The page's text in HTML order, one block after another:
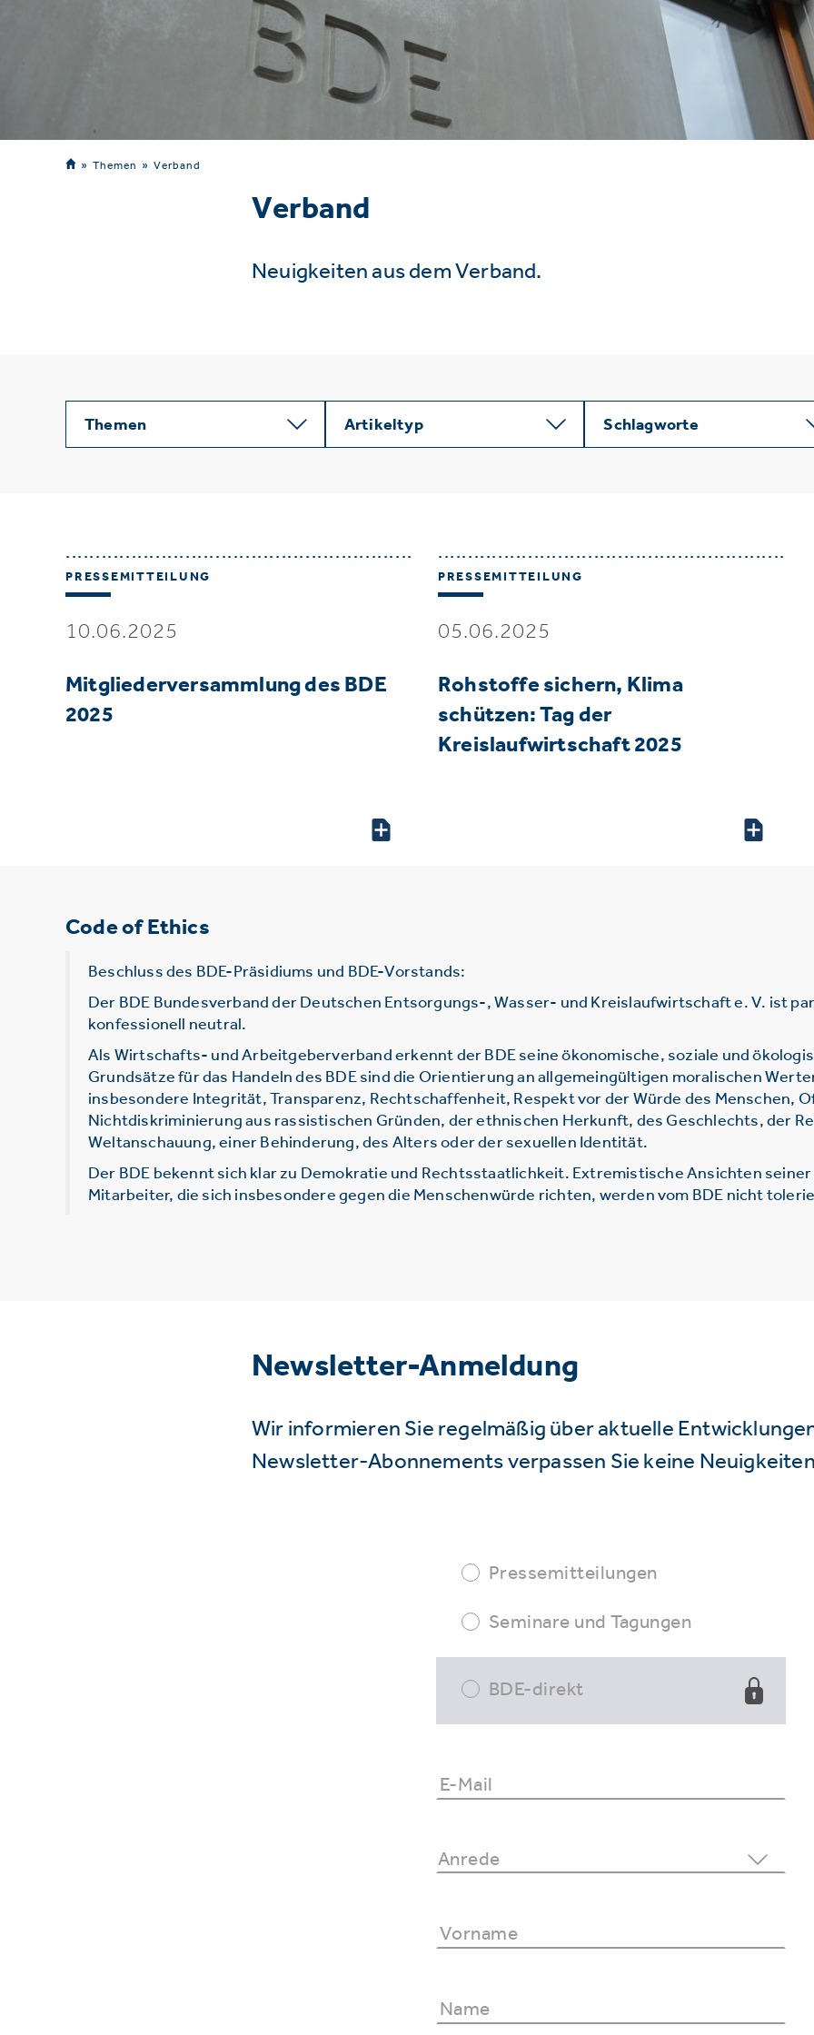
Themen Verband
Verband
Neuigkeiten aus dem Verband.
Themen Artikeltyp Schlagworte
PRESSEMITTEILUNG
10.06.2025
Mitgliederversammlung des BDE
2025
PRESSEMITTEILUNG
05.06.2025
Rohstoffe sichern, Klima
schützen: Tag der
Kreislaufwirtschaft 2025
Code of Ethics
Beschluss des BDE-Präsidiums und BDE-Vorstands:
Der BDE Bundesverband der Deutschen Entsorgungs-, Wasser- und Kreislaufwirtschaft e. V. ist
konfessionell neutral.
Als Wirtschafts- und Arbeitgeberverband erkennt der BDE seine ökonomische, soziale und
Grundsätze für das Handeln des BDE sind die Orientierung an allgemeingültigen moralischen
insbesondere Integrität, Transparenz, Rechtschaffenheit, Respekt vor der Würde des Menschen,
Nichtdiskriminierung aus rassistischen Gründen, der ethnischen Herkunft, des Geschlechts, der
Weltanschauung, einer Behinderung, des Alters oder der sexuellen Identität.
Der BDE bekennt sich klar zu Demokratie und Rechtsstaatlichkeit. Extremistische Ansichten
Mitarbeiter, die sich insbesondere gegen die Menschenwürde richten, werden vom BDE nicht
Newsletter-Anmeldung
Wir informieren Sie regelmäßig über aktuelle
Newsletter-Abonnements verpassen Sie keine
Pressemitteilungen
Seminare und Tagungen
BDE-direkt